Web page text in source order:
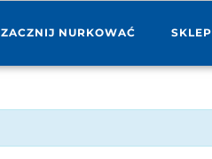
ZACZNIJ NURKOWAĆ SKLEP